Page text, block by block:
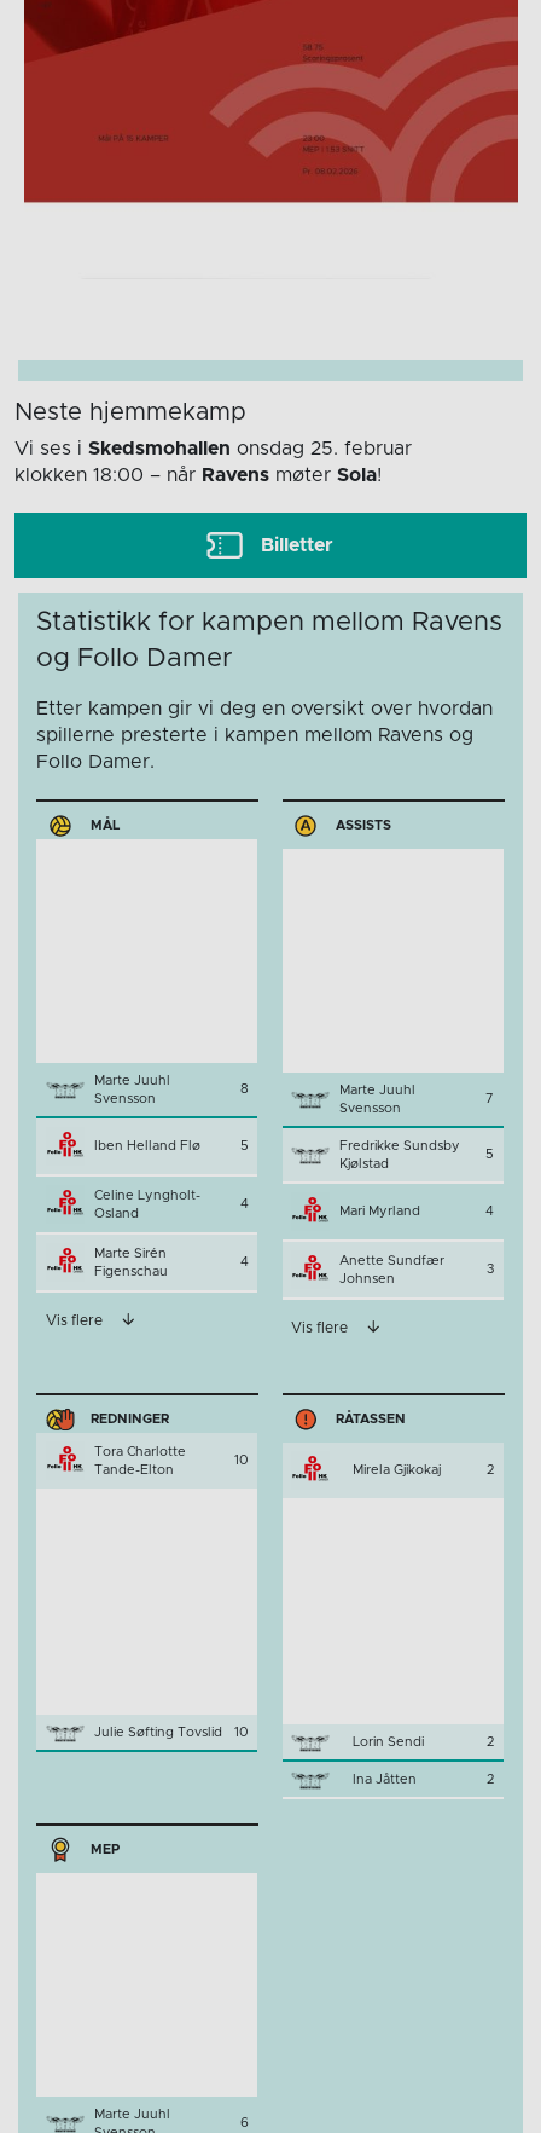
Neste hjemmekamp
Vi ses i Skedsmohallen onsdag 25. februar
klokken 18:00 – når Ravens møter Sola!
Billetter
Statistikk for kampen mellom Ravens
og Follo Damer
Etter kampen gir vi deg en oversikt over hvordan
spillerne presterte i kampen mellom Ravens og
Follo Damer.
MÅL
Marte Juuhl
Svensson
8
Iben Helland Flø 5
Celine Lyngholt-
Osland
4
Marte Sirén
Figenschau
4
Vis flere
ASSISTS
Marte Juuhl
Svensson
7
Fredrikke Sundsby
Kjølstad
5
Mari Myrland 4
Anette Sundfær
Johnsen
3
Vis flere
REDNINGER
Tora Charlotte
Tande-Elton
10
Julie Søfting Tovslid 10
RÅTASSEN
Mirela Gjikokaj 2
Lorin Sendi 2
Ina Jåtten 2
MEP
Marte Juuhl
6